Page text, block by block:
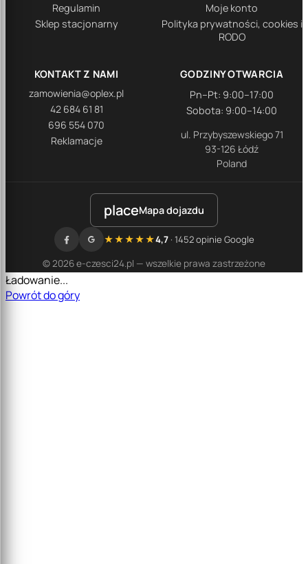
Regulamin
Sklep stacjonarny
Moje konto
Polityka prywatności, cookies i
RODO
KONTAKT Z NAMI
zamowienia@oplex.pl
42 684 61 81
696 554 070
Reklamacje
GODZINY OTWARCIA
Pn–Pt: 9:00–17:00
Sobota: 9:00–14:00
ul. Przybyszewskiego 71
93-126 Łódź
Poland
placeMapa dojazdu
© 2026 e-czesci24.pl — wszelkie prawa zastrzeżone
★★★★★4,7· 1452 opinie Google
Ładowanie...
Powrót do góry